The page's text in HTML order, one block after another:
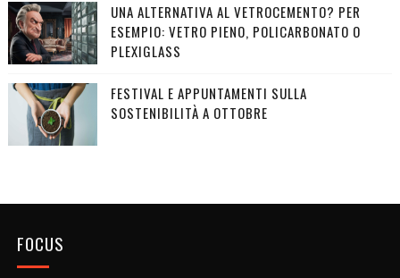
UNA ALTERNATIVA AL VETROCEMENTO? PER
ESEMPIO: VETRO PIENO, POLICARBONATO O
PLEXIGLASS
FESTIVAL E APPUNTAMENTI SULLA
SOSTENIBILITÀ A OTTOBRE
FOCUS